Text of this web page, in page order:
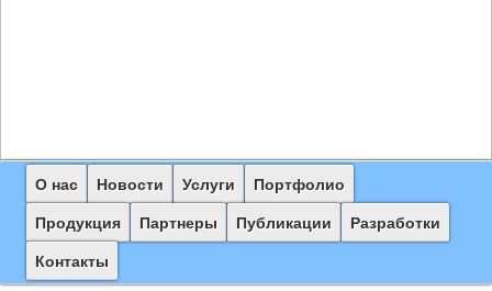
Главное
меню
Перейти
к
основному
содержимому
Перейти
к
дополнительному
содержимому
О нас Новости Услуги
Портфолио
Продукция
Партнеры Публикации
Разработки
Контакты